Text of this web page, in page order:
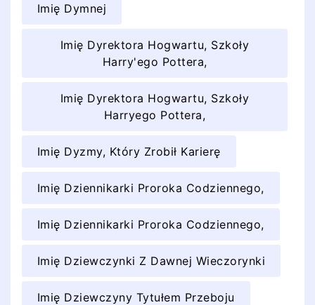
Imię Dymnej
Imię Dyrektora Hogwartu, Szkoły
Harry'ego Pottera,
Imię Dyrektora Hogwartu, Szkoły
Harryego Pottera,
Imię Dyzmy, Który Zrobił Karierę
Imię Dziennikarki Proroka Codziennego,
Imię Dziennikarki Proroka Codziennego,
Imię Dziewczynki Z Dawnej Wieczorynki
Imię Dziewczyny Tytułem Przeboju